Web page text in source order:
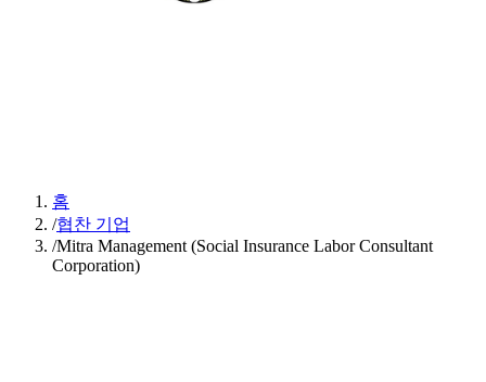
홈
/협찬 기업
/Mitra Management (Social Insurance Labor Consultant
Corporation)